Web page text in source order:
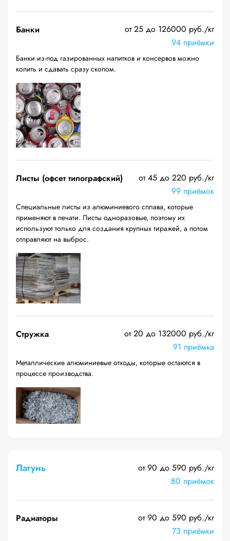
Банки
от 25 до 126000 руб./кг
94 приёмки
Банки из-под газированных напитков и консервов можно
копить и сдавать сразу скопом.
Листы (офсет типографский)
от 45 до 220 руб./кг
99 приёмок
Специальные листы из алюминиевого сплава, которые
применяют в печати. Листы одноразовые, поэтому их
используют только для создания крупных тиражей, а потом
отправляют на выброс.
Стружка
от 20 до 132000 руб./кг
91 приёмка
Металлические алюминиевые отходы, которые остаются в
процессе производства.
Латунь
от 90 до 590 руб./кг
80 приёмок
Радиаторы
от 90 до 590 руб./кг
73 приёмки